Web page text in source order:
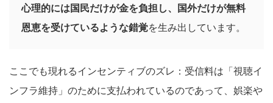
心理的には国民だけが金を負担し、国外だけが無料
恩恵を受けているような錯覚を生み出しています。
ここでも現れるインセンティブのズレ：受信料は「視聴イ
ンフラ維持」のために支払われているのであって、娯楽や